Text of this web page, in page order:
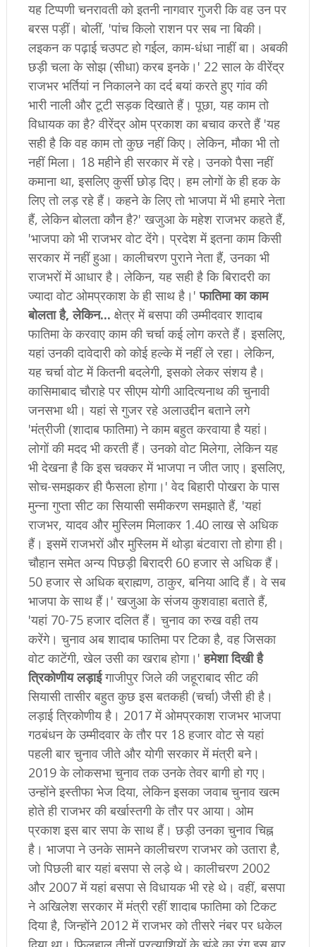
यह टिप्पणी चनरावती को इतनी नागवार गुजरी कि वह उन पर
बरस पड़ीं। बोलीं, 'पांच किलो राशन पर सब ना बिकी।
लइकन क पढ़ाई चउपट हो गईल, काम-धंधा नाहीं बा। अबकी
छड़ी चला के सोझ (सीधा) करब इनके।' 22 साल के वीरेंद्र
राजभर भर्तियां न निकालने का दर्द बयां करते हुए गांव की
भारी नाली और टूटी सड़क दिखाते हैं। पूछा, यह काम तो
विधायक का है? वीरेंद्र ओम प्रकाश का बचाव करते हैं 'यह
सही है कि वह काम तो कुछ नहीं किए। लेकिन, मौका भी तो
नहीं मिला। 18 महीने ही सरकार में रहे। उनको पैसा नहीं
कमाना था, इसलिए कुर्सी छोड़ दिए। हम लोगों के ही हक के
लिए तो लड़ रहे हैं। कहने के लिए तो भाजपा में भी हमारे नेता
हैं, लेकिन बोलता कौन है?' खजुआ के महेश राजभर कहते हैं,
'भाजपा को भी राजभर वोट देंगे। प्रदेश में इतना काम किसी
सरकार में नहीं हुआ। कालीचरण पुराने नेता हैं, उनका भी
राजभरों में आधार है। लेकिन, यह सही है कि बिरादरी का
ज्यादा वोट ओमप्रकाश के ही साथ है।'फातिमा का काम
बोलता है, लेकिन... क्षेत्र में बसपा की उम्मीदवार शादाब
फातिमा के करवाए काम की चर्चा कई लोग करते हैं। इसलिए,
यहां उनकी दावेदारी को कोई हल्के में नहीं ले रहा। लेकिन,
यह चर्चा वोट में कितनी बदलेगी, इसको लेकर संशय है।
कासिमाबाद चौराहे पर सीएम योगी आदित्यनाथ की चुनावी
जनसभा थी। यहां से गुजर रहे अलाउद्दीन बताने लगे
'मंत्रीजी (शादाब फातिमा) ने काम बहुत करवाया है यहां।
लोगों की मदद भी करती हैं। उनको वोट मिलेगा, लेकिन यह
भी देखना है कि इस चक्कर में भाजपा न जीत जाए। इसलिए,
सोच-समझकर ही फैसला होगा।' वेद बिहारी पोखरा के पास
मुन्ना गुप्ता सीट का सियासी समीकरण समझाते हैं, 'यहां
राजभर, यादव और मुस्लिम मिलाकर 1.40 लाख से अधिक
हैं। इसमें राजभरों और मुस्लिम में थोड़ा बंटवारा तो होगा ही।
चौहान समेत अन्य पिछड़ी बिरादरी 60 हजार से अधिक हैं।
50 हजार से अधिक ब्राह्मण, ठाकुर, बनिया आदि हैं। वे सब
भाजपा के साथ हैं।' खजुआ के संजय कुशवाहा बताते हैं,
'यहां 70-75 हजार दलित हैं। चुनाव का रुख वही तय
करेंगे। चुनाव अब शादाब फातिमा पर टिका है, वह जिसका
वोट काटेंगी, खेल उसी का खराब होगा।'हमेशा दिखी है
त्रिकोणीय लड़ाईगाजीपुर जिले की जहूराबाद सीट की
सियासी तासीर बहुत कुछ इस बतकही (चर्चा) जैसी ही है।
लड़ाई त्रिकोणीय है। 2017 में ओमप्रकाश राजभर भाजपा
गठबंधन के उम्मीदवार के तौर पर 18 हजार वोट से यहां
पहली बार चुनाव जीते और योगी सरकार में मंत्री बने।
2019 के लोकसभा चुनाव तक उनके तेवर बागी हो गए।
उन्होंने इस्तीफा भेज दिया, लेकिन इसका जवाब चुनाव खत्म
होते ही राजभर की बर्खास्तगी के तौर पर आया। ओम
प्रकाश इस बार सपा के साथ हैं। छड़ी उनका चुनाव चिह्न
है। भाजपा ने उनके सामने कालीचरण राजभर को उतारा है,
जो पिछली बार यहां बसपा से लड़े थे। कालीचरण 2002
और 2007 में यहां बसपा से विधायक भी रहे थे। वहीं, बसपा
ने अखिलेश सरकार में मंत्री रहीं शादाब फातिमा को टिकट
दिया है, जिन्होंने 2012 में राजभर को तीसरे नंबर पर धकेल